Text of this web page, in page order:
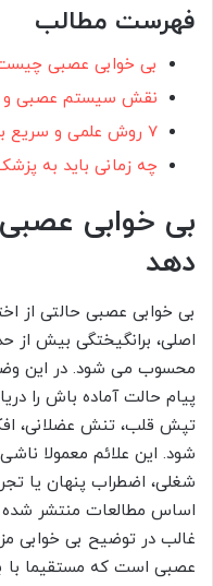
فهرست مطالب
بی خوابی عصبی
نقش سیستم عصبی و
7 روش علمی و سریع برای درمان بی خوابی عصبی
چه زمانی باید به
بی خوابی
دهد
بی خوابی عصبی حالتی از
اصلی، برانگیختگی بیش
محسوب می شود. در این
پیام حالت آماده باش را
تپش قلب، تنش عضلانی،
شود. این علائم معمولا
شغلی، اضطراب پنهان یا
غالب در توضیح بی خوابی
عصبی است که مستقیما با